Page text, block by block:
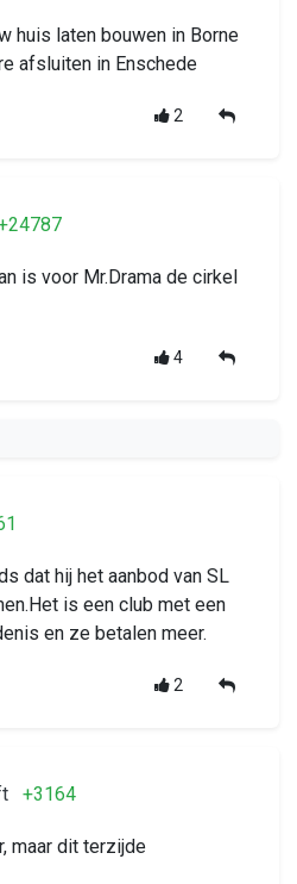
huis laten bouwen in Borne
afsluiten in Enschede
2
is voor Mr.Drama de cirkel
4
dat hij het aanbod van SL
is een club met een
en ze betalen meer.
2
+3164
maar dit terzijde